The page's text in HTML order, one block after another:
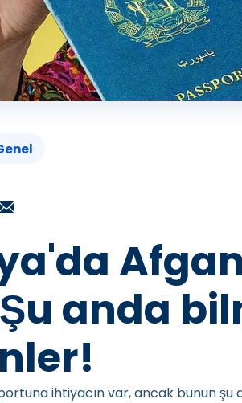
anda
ihtiyacın var, ancak bunun şu